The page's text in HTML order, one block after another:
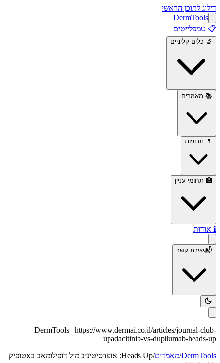
דילוג לתוכן הראשי
DermTools
📋 טמפלייטים
🔬 כלים קליניים
📚 מאמרים
💊 תרופות
🏥 תחומי עניין
ℹ️ אודות
📬יצירת קשר
DermTools | https://www.dermai.co.il/articles/journal-club-
upadacitinib-vs-dupilumab-heads-up
DermTools
/מאמרים/
Heads Up: אופדסיטיניב מול דופילומאב באטופיק